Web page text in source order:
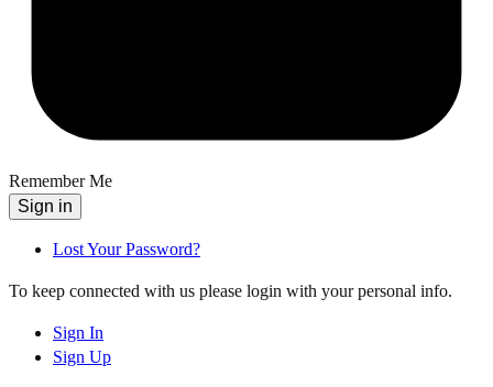
Remember Me
Sign in
Lost Your Password?
To keep connected with us please login with your personal info.
Sign In
Sign Up